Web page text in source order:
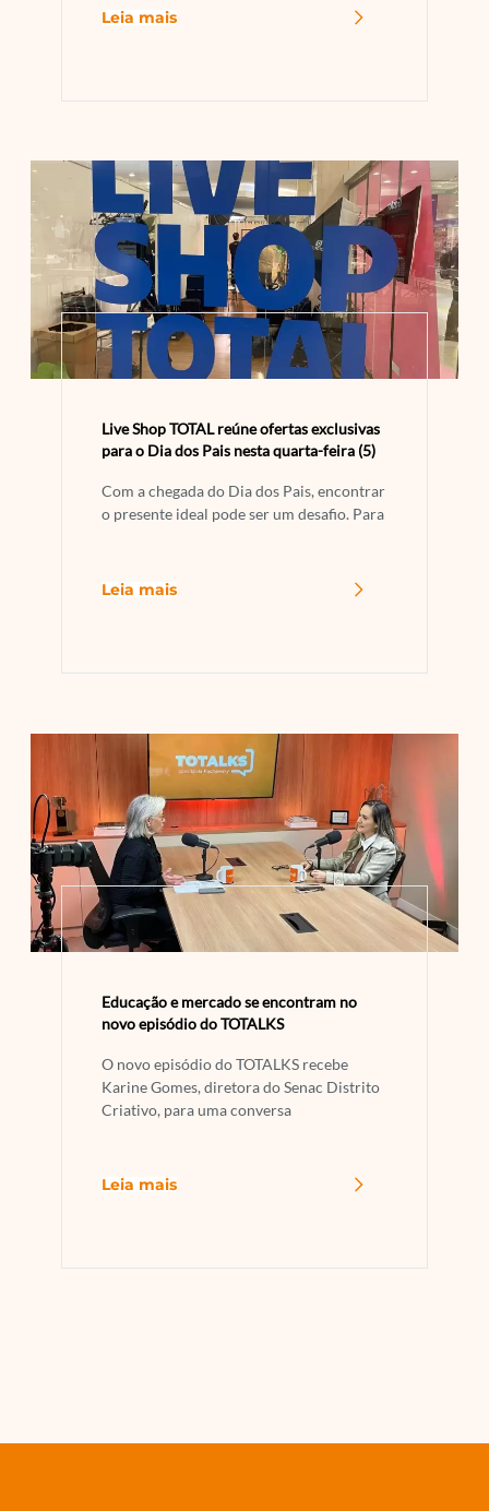
Leia mais
Live Shop TOTAL reúne ofertas exclusivas
para o Dia dos Pais nesta quarta-feira (5)
Com a chegada do Dia dos Pais, encontrar
o presente ideal pode ser um desafio. Para
Leia mais
Educação e mercado se encontram no
novo episódio do TOTALKS
O novo episódio do TOTALKS recebe
Karine Gomes, diretora do Senac Distrito
Criativo, para uma conversa
Leia mais